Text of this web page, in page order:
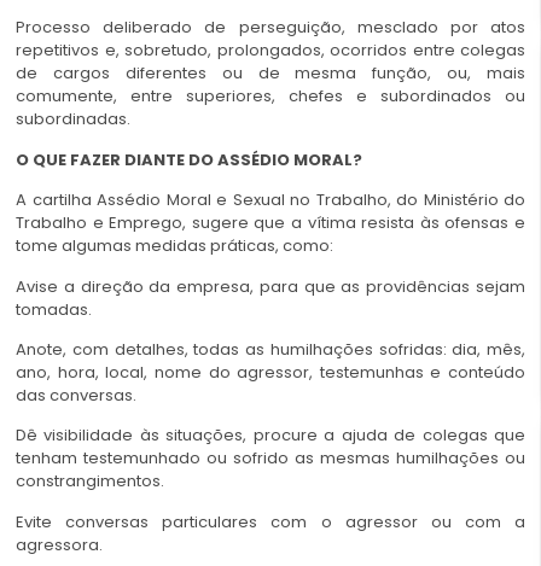
Processo deliberado de perseguição, mesclado por atos
repetitivos e, sobretudo, prolongados, ocorridos entre colegas
de cargos diferentes ou de mesma função, ou, mais
comumente, entre superiores, chefes e subordinados ou
subordinadas.
O QUE FAZER DIANTE DO ASSÉDIO MORAL?
A cartilha Assédio Moral e Sexual no Trabalho, do Ministério do
Trabalho e Emprego, sugere que a vítima resista às ofensas e
tome algumas medidas práticas, como:
Avise a direção da empresa, para que as providências sejam
tomadas.
Anote, com detalhes, todas as humilhações sofridas: dia, mês,
ano, hora, local, nome do agressor, testemunhas e conteúdo
das conversas.
Dê visibilidade às situações, procure a ajuda de colegas que
tenham testemunhado ou sofrido as mesmas humilhações ou
constrangimentos.
Evite conversas particulares com o agressor ou com a
agressora.